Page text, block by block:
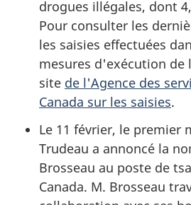
drogues illégales, dont
Pour consulter les
les saisies effectuées
mesures d'exécution de
site de l'Agence des
Canada sur les saisies.
Le 11 février, le premier
Trudeau a annoncé la
Brosseau au poste de
Canada. M. Brosseau